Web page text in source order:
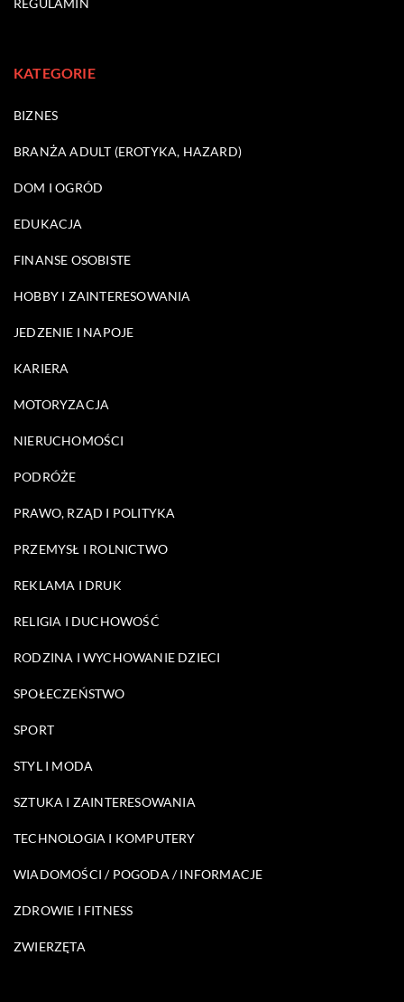
REGULAMIN
KATEGORIE
BIZNES
BRANŻA ADULT (EROTYKA, HAZARD)
DOM I OGRÓD
EDUKACJA
FINANSE OSOBISTE
HOBBY I ZAINTERESOWANIA
JEDZENIE I NAPOJE
KARIERA
MOTORYZACJA
NIERUCHOMOŚCI
PODRÓŻE
PRAWO, RZĄD I POLITYKA
PRZEMYSŁ I ROLNICTWO
REKLAMA I DRUK
RELIGIA I DUCHOWOŚĆ
RODZINA I WYCHOWANIE DZIECI
SPOŁECZEŃSTWO
SPORT
STYL I MODA
SZTUKA I ZAINTERESOWANIA
TECHNOLOGIA I KOMPUTERY
WIADOMOŚCI / POGODA / INFORMACJE
ZDROWIE I FITNESS
ZWIERZĘTA